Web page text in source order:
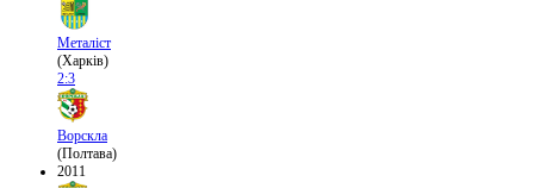
Металіст
(Харків)
2:3
Ворскла
(Полтава)
2011